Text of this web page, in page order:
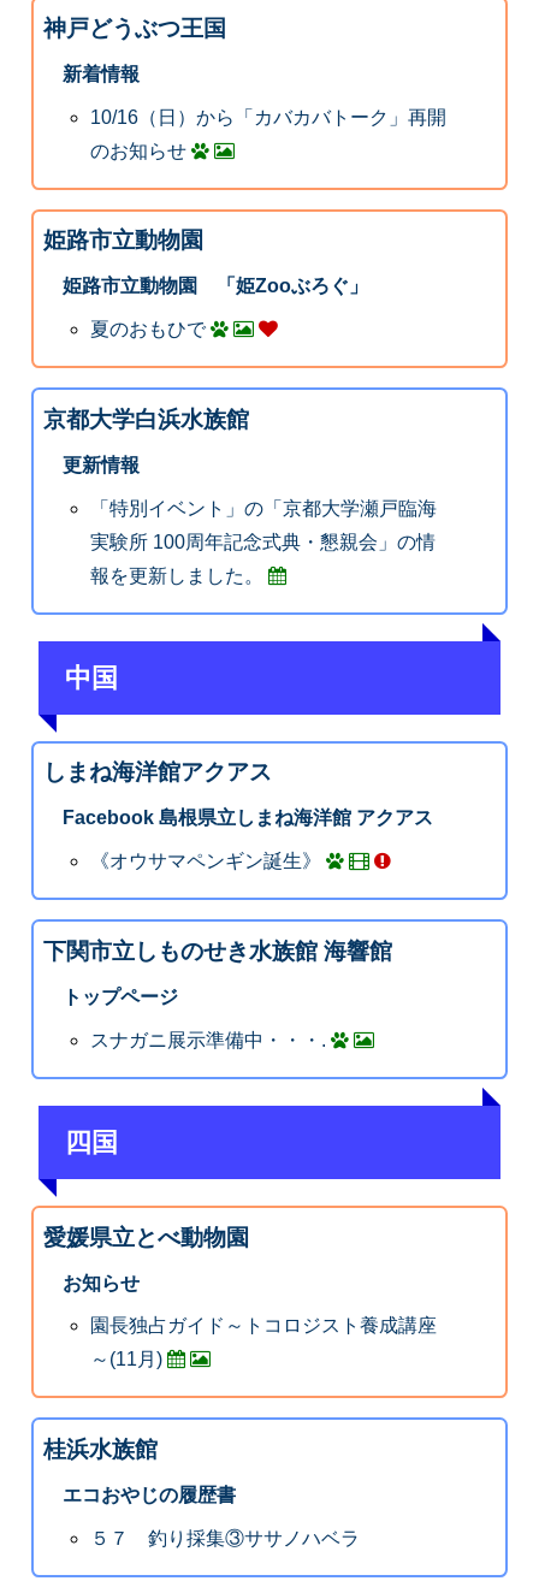
神戸どうぶつ王国
新着情報
10/16（日）から「カバカバトーク」再開
のお知らせ
姫路市立動物園
姫路市立動物園 「姫Zooぶろぐ」
夏のおもひで
京都大学白浜水族館
更新情報
「特別イベント」の「京都大学瀬戸臨海
実験所 100周年記念式典・懇親会」の情
報を更新しました。
中国
しまね海洋館アクアス
Facebook 島根県立しまね海洋館 アクアス
《オウサマペンギン誕生》
下関市立しものせき水族館 海響館
トップページ
スナガニ展示準備中・・・.
四国
愛媛県立とべ動物園
お知らせ
園長独占ガイド～トコロジスト養成講座
～(11月)
桂浜水族館
エコおやじの履歴書
５７ 釣り採集③ササノハベラ